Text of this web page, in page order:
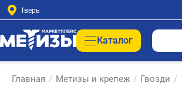
Тверь
Каталог
Главная / Метизы и крепеж / Гвозди /